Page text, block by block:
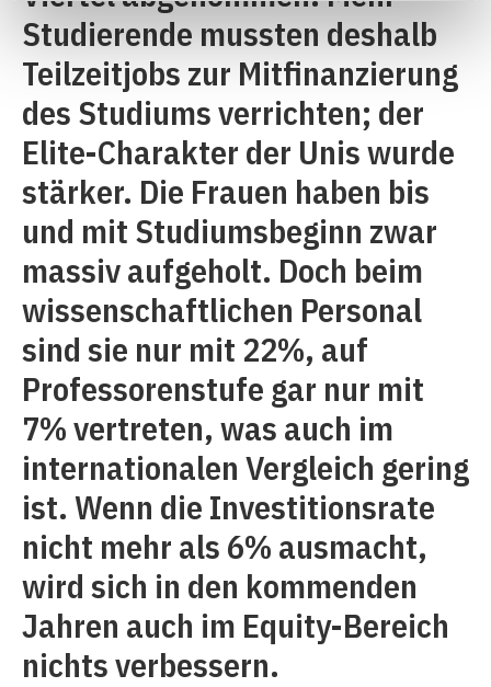
Studierende mussten deshalb
Teilzeitjobs zur Mitfinanzierung
des Studiums verrichten; der
Elite-Charakter der Unis wurde
stärker. Die Frauen haben bis
und mit Studiumsbeginn zwar
massiv aufgeholt. Doch beim
wissenschaftlichen Personal
sind sie nur mit 22%, auf
Professorenstufe gar nur mit
7% vertreten, was auch im
internationalen Vergleich gering
ist. Wenn die Investitionsrate
nicht mehr als 6% ausmacht,
wird sich in den kommenden
Jahren auch im Equity-Bereich
nichts verbessern.